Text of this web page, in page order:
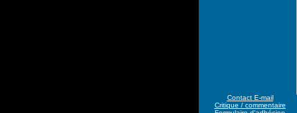
Contact E-mail
Critique / commentaire